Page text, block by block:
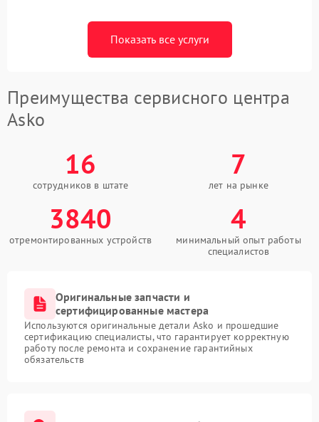
Показать все услуги
Преимущества сервисного центра
Asko
16
сотрудников в штате
7
лет на рынке
3840
отремонтированных устройств
4
минимальный опыт работы
специалистов
Оригинальные запчасти и
сертифицированные мастера
Используются оригинальные детали Asko и прошедшие
сертификацию специалисты, что гарантирует корректную
работу после ремонта и сохранение гарантийных
обязательств